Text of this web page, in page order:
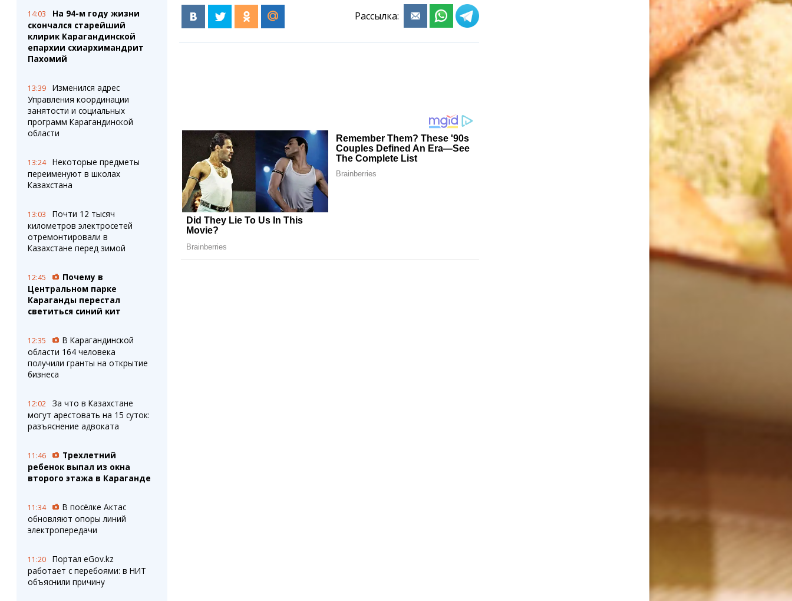
14:03
На 94-м году жизни
скончался старейший
клирик Карагандинской
епархии схиархимандрит
Пахомий
13:39
Изменился адрес
Управления координации
занятости и социальных
программ Карагандинской
области
13:24
Некоторые предметы
переименуют в школах
Казахстана
13:03
Почти 12 тысяч
километров электросетей
отремонтировали в
Казахстане перед зимой
12:45
Почему в
Центральном парке
Караганды перестал
светиться синий кит
12:35
В Карагандинской
области 164 человека
получили гранты на открытие
бизнеса
12:02
За что в Казахстане
могут арестовать на 15 суток:
разъяснение адвоката
11:46
Трехлетний
ребенок выпал из окна
второго этажа в Караганде
11:34
В посёлке Актас
обновляют опоры линий
электропередачи
11:20
Портал eGov.kz
работает с перебоями: в НИТ
объяснили причину
Рассылка: